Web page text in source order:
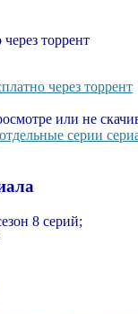
торрент
через торрент
или не
серии
8 серий;